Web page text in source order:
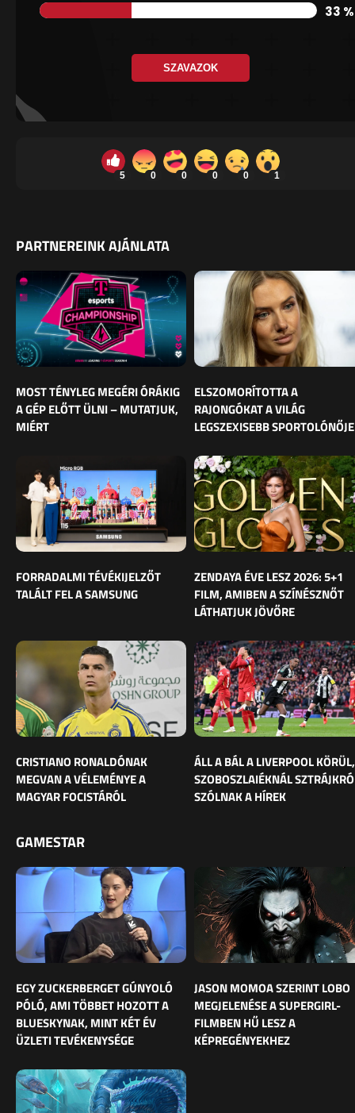
33 %
SZAVAZOK
5 0 0 0 0 1
PARTNEREINK AJÁNLATA
MOST TÉNYLEG MEGÉRI ÓRÁKIG
A GÉP ELŐTT ÜLNI – MUTATJUK,
MIÉRT
ELSZOMORÍTOTTA A
RAJONGÓKAT A VILÁG
LEGSZEXISEBB SPORTOLÓNŐJE
FORRADALMI TÉVÉKIJELZŐT
TALÁLT FEL A SAMSUNG
ZENDAYA ÉVE LESZ 2026: 5+1
FILM, AMIBEN A SZÍNÉSZNŐT
LÁTHATJUK JÖVŐRE
CRISTIANO RONALDÓNAK
MEGVAN A VÉLEMÉNYE A
MAGYAR FOCISTÁRÓL
ÁLL A BÁL A LIVERPOOL KÖRÜL,
SZOBOSZLAIÉKNÁL
SZÓLNAK A HÍREK
GAMESTAR
EGY ZUCKERBERGET GÚNYOLÓ
PÓLÓ, AMI TÖBBET HOZOTT A
BLUESKYNAK, MINT KÉT ÉV
ÜZLETI TEVÉKENYSÉGE
JASON MOMOA SZERINT LOBO
MEGJELENÉSE A SUPERGIRL-
FILMBEN HŰ LESZ A
KÉPREGÉNYEKHEZ